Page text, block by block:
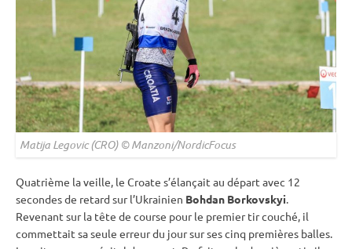
Matija Legovic (CRO) © Manzoni/NordicFocus
Quatrième la veille, le Croate s’élançait au départ avec 12
secondes de retard sur l’Ukrainien Bohdan Borkovskyi.
Revenant sur la tête de course pour le premier tircouché, il
commettait sa seule erreur du jour sur ses cinq premières balles.